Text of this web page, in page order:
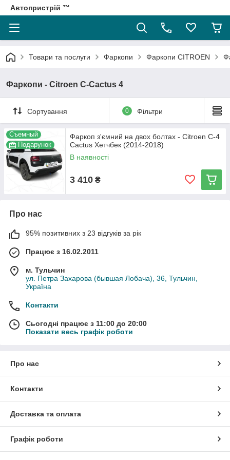
Автопристрій ™
Товари та послуги Фаркопи Фаркопи CITROEN
Фаркопи - Citroen С-Cactus 4
Сортування 0 Фільтри
Съемный
Подарунок
Фаркоп з'ємний на двох болтах - Citroen С-4
Cactus Хетчбек (2014-2018)
В наявності
3 410 ₴
Про нас
95% позитивних з 23 відгуків за рік
Працює з 16.02.2011
м. Тульчин
ул. Петра Захарова (бывшая Лобача), 36, Тульчин,
Україна
Контакти
Сьогодні працює з 11:00 до 20:00
Показати весь графік роботи
Про нас
Контакти
Доставка та оплата
Графік роботи